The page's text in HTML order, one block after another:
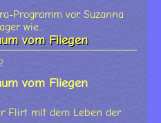
Programm vor. Suzanna
wie...
vom Fliegen
vom Fliegen
Flirt mit dem Leben der